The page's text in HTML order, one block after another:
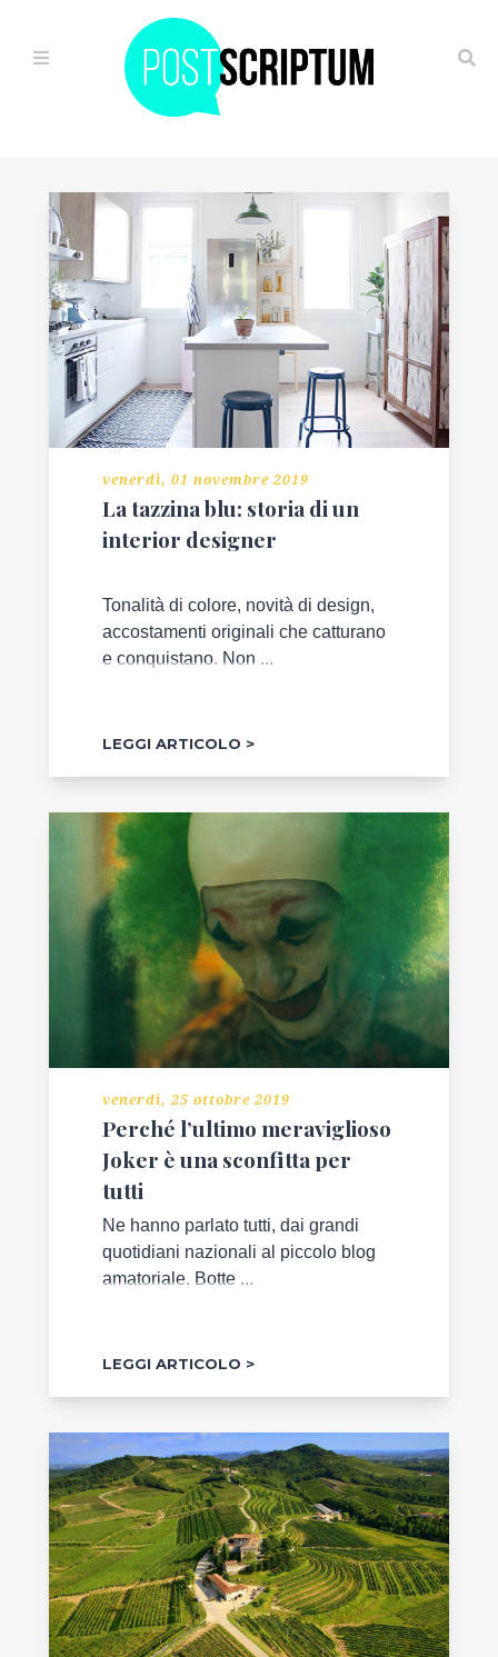
IL
VIAGGIO
ALTERNATIVO
OGGI
È
GIÀ
FUTURO
FUGA
NELL'ARTE
CAMPIONI
DIVENTA
SPECIALE
GIUSTA
FORMAZIONE
MENTE
CORPO
ECONOMIA
EVENTI
MONDO
L'AMBIENTE
VOGLIAMO
D'INCANTO
DI
LIBRI
BLOGGER
GALLINE
PADOVANE
venerdì, 01 novembre 2019
La tazzina blu: storia di un
interior designer
Tonalità di colore, novità di design,
accostamenti originali che catturano
e conquistano. Non ...
LEGGI ARTICOLO
venerdì, 25 ottobre 2019
Perché l’ultimo meraviglioso
Joker è una sconfitta per
tutti
Ne hanno parlato tutti, dai grandi
quotidiani nazionali al piccolo blog
amatoriale. Botte ...
LEGGI ARTICOLO